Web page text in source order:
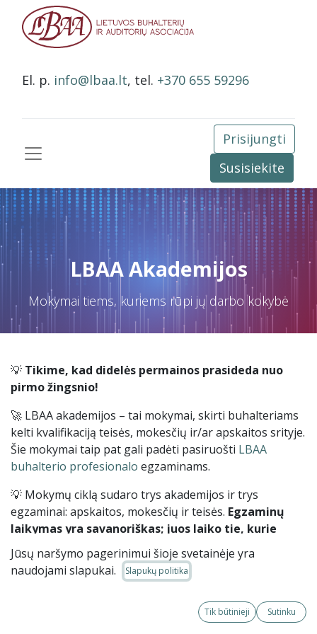
El. p. info@lbaa.lt, tel. +370 655 59296
Prisijungti
Susisiekite
LBAA Akademijos
Mokymai tiems, kuriems rūpi jų darbo kokybė
💡 Tikime, kad didelės permainos prasideda nuo
pirmo žingsnio!
🚀 LBAA akademijos – tai mokymai, skirti buhalteriams
kelti kvalifikaciją teisės, mokesčių ir/ar apskaitos srityje.
Šie mokymai taip pat gali padėti pasiruošti LBAA
buhalterio profesionalo egzaminams.
💡 Mokymų ciklą sudaro trys akademijos ir trys
egzaminai: apskaitos, mokesčių ir teisės. Egzaminų
laikymas yra savanoriškas; juos laiko tie, kurie
siekia
LBAA buhalterio profesionalo vardo
Akademijų kaina LBAA nariams (taikoma
20 proc. nuolaida)/ne LBAA nariams, trukmė ir
Jūsų naršymo pagerinimui šioje svetainėje yra
naudojami slapukai.
Slapukų politika
Tik būtinieji Sutinku